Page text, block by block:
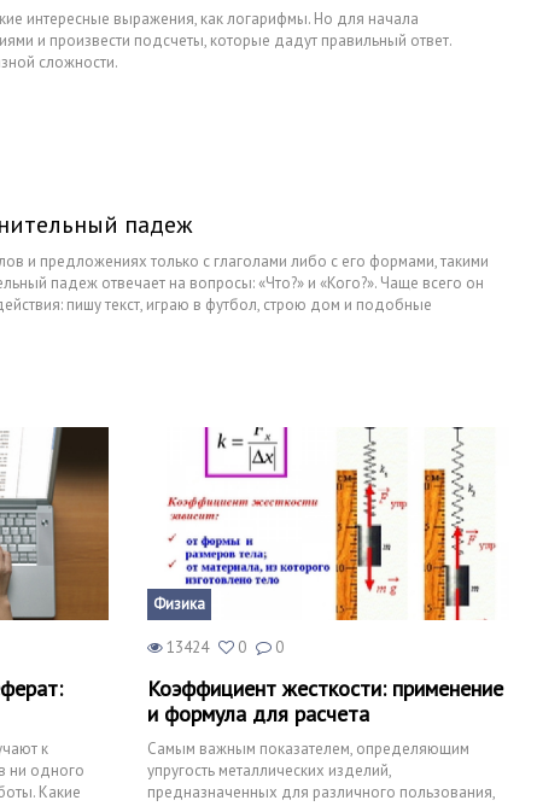
интересные выражения, как логарифмы. Но для начала
и произвести подсчеты, которые дадут правильный ответ.
сложности.
падеж
и предложениях только с глаголами либо с его формами, такими
падеж отвечает на вопросы: «Что?» и «Кого?». Чаще всего он
пишу текст, играю в футбол, строю дом и подобные
к
ни одного
Какие
Физика
13424 0 0
Коэффициент жесткости: применение
и формула для расчета
Самым важным показателем, определяющим
упругость металлических изделий,
предназначенных для различного пользования,